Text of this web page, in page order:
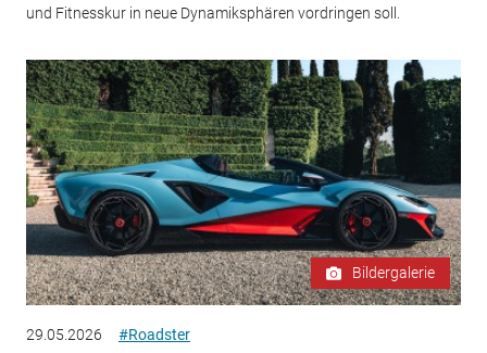
und Fitnesskur in neue Dynamiksphären vordringen soll.
Bildergalerie
29.05.2026 #Roadster